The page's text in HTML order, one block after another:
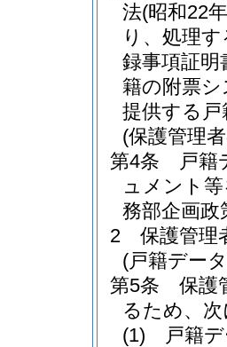
法(昭和22
り、処理
録事項証明
籍の附票
提供する
(保護管理
第4条
戸
ュメント
務部企画政
2
保護管理
(戸籍デー
第5条
保護
るため、
(1)
戸籍